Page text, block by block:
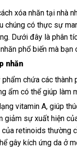
xóa nhăn tại nhà
chúng có thực sự
Dưới đây là phân
phổ biến mà bạn
nhăn
chứa các thành
ẩm có thể giúp làm
vitamin A, giúp
giảm sự xuất hiện
của retinoids thường
gây kích ứng da ở